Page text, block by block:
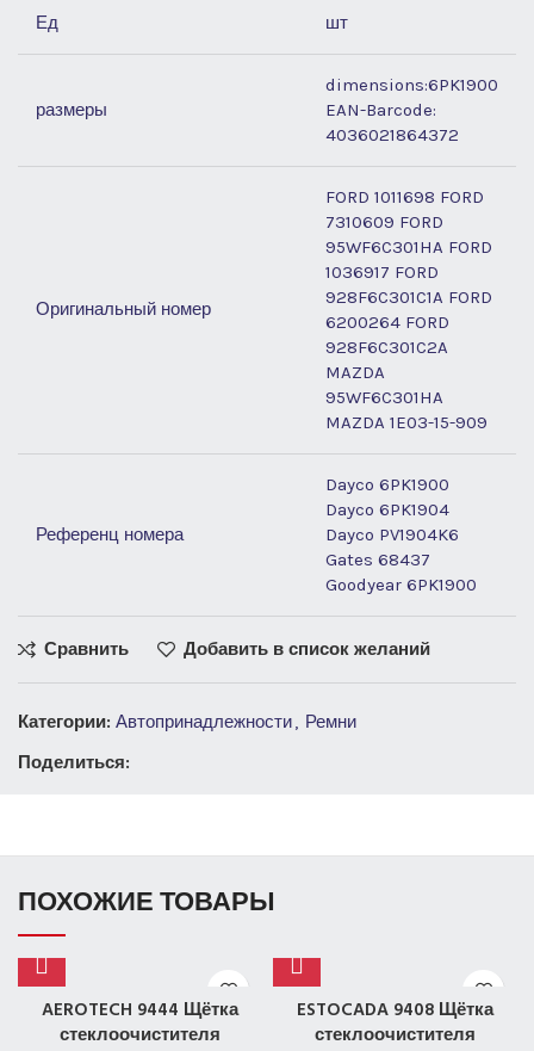
Ед шт
размеры
dimensions:6PK1900
EAN-Barcode:
4036021864372
Оригинальный номер
FORD 1011698 FORD
7310609 FORD
95WF6C301HA FORD
1036917 FORD
928F6C301C1A FORD
6200264 FORD
928F6C301C2A
MAZDA
95WF6C301HA
MAZDA 1E03-15-909
Референц номера
Dayco 6PK1900
Dayco 6PK1904
Dayco PV1904K6
Gates 68437
Goodyear 6PK1900
Сравнить Добавить в список желаний
Категории: Автопринадлежности
Ремни
Поделиться:
ПОХОЖИЕ ТОВАРЫ
AEROTECH 9444 Щётка
стеклоочистителя
ESTOCADA 9408 Щётка
стеклоочистителя